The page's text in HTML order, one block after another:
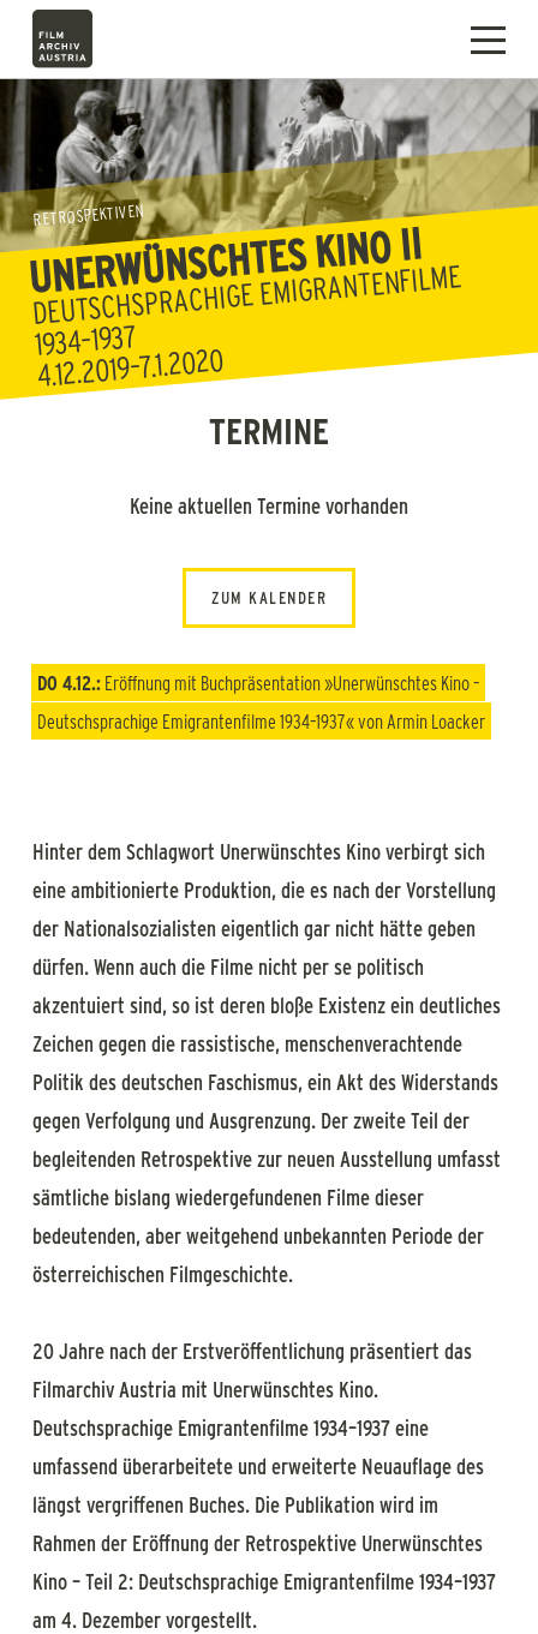
RETROSPEKTIVEN
UNERWÜNSCHTES KINO II
DEUTSCHSPRACHIGE EMIGRANTENFILME
1934–1937
4.12.2019–7.1.2020
TERMINE
Keine aktuellen Termine vorhanden
ZUM KALENDER
DO 4.12.:Eröffnung mit Buchpräsentation »Unerwünschtes Kino –
Deutschsprachige Emigrantenfilme 1934–1937« von Armin Loacker
Hinter dem Schlagwort Unerwünschtes Kino verbirgt sich
eine ambitionierte Produktion, die es nach der Vorstellung
der Nationalsozialisten eigentlich gar nicht hätte geben
dürfen. Wenn auch die Filme nicht per se politisch
akzentuiert sind, so ist deren bloße Existenz ein deutliches
Zeichen gegen die rassistische, menschenverachtende
Politik des deutschen Faschismus, ein Akt des Widerstands
gegen Verfolgung und Ausgrenzung. Der zweite Teil der
begleitenden Retrospektive zur neuen Ausstellung umfasst
sämtliche bislang wiedergefundenen Filme dieser
bedeutenden, aber weitgehend unbekannten Periode der
österreichischen Filmgeschichte.
20 Jahre nach der Erstveröffentlichung präsentiert das
Filmarchiv Austria mit Unerwünschtes Kino.
Deutschsprachige Emigrantenfilme 1934–1937 eine
umfassend überarbeitete und erweiterte Neuauflage des
längst vergriffenen Buches. Die Publikation wird im
Rahmen der Eröffnung der Retrospektive Unerwünschtes
Kino – Teil 2: Deutschsprachige Emigrantenfilme 1934–1937
am 4. Dezember vorgestellt.